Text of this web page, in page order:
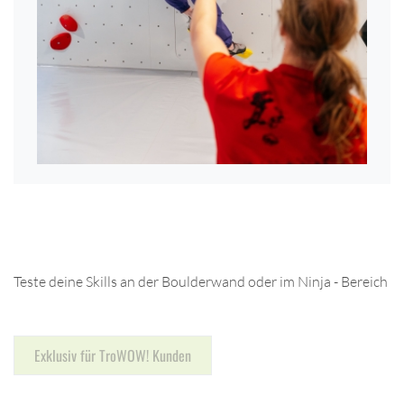
Teste deine Skills an der Boulderwand oder im Ninja - Bereich
Exklusiv für TroWOW! Kunden